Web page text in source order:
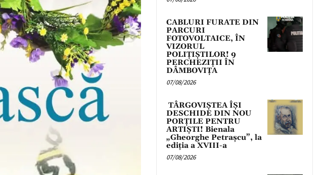
CABLURI FURATE DIN
PARCURI
FOTOVOLTAICE, ÎN
VIZORUL
POLIȚIȘTILOR! 9
PERCHEZIȚII ÎN
DÂMBOVIȚA
07/08/2026
TÂRGOVIȘTEA ÎȘI
DESCHIDE DIN NOU
PORȚILE PENTRU
ARTIȘTI! Bienala
„Gheorghe Petrașcu”, la
ediția a XVIII-a
07/08/2026